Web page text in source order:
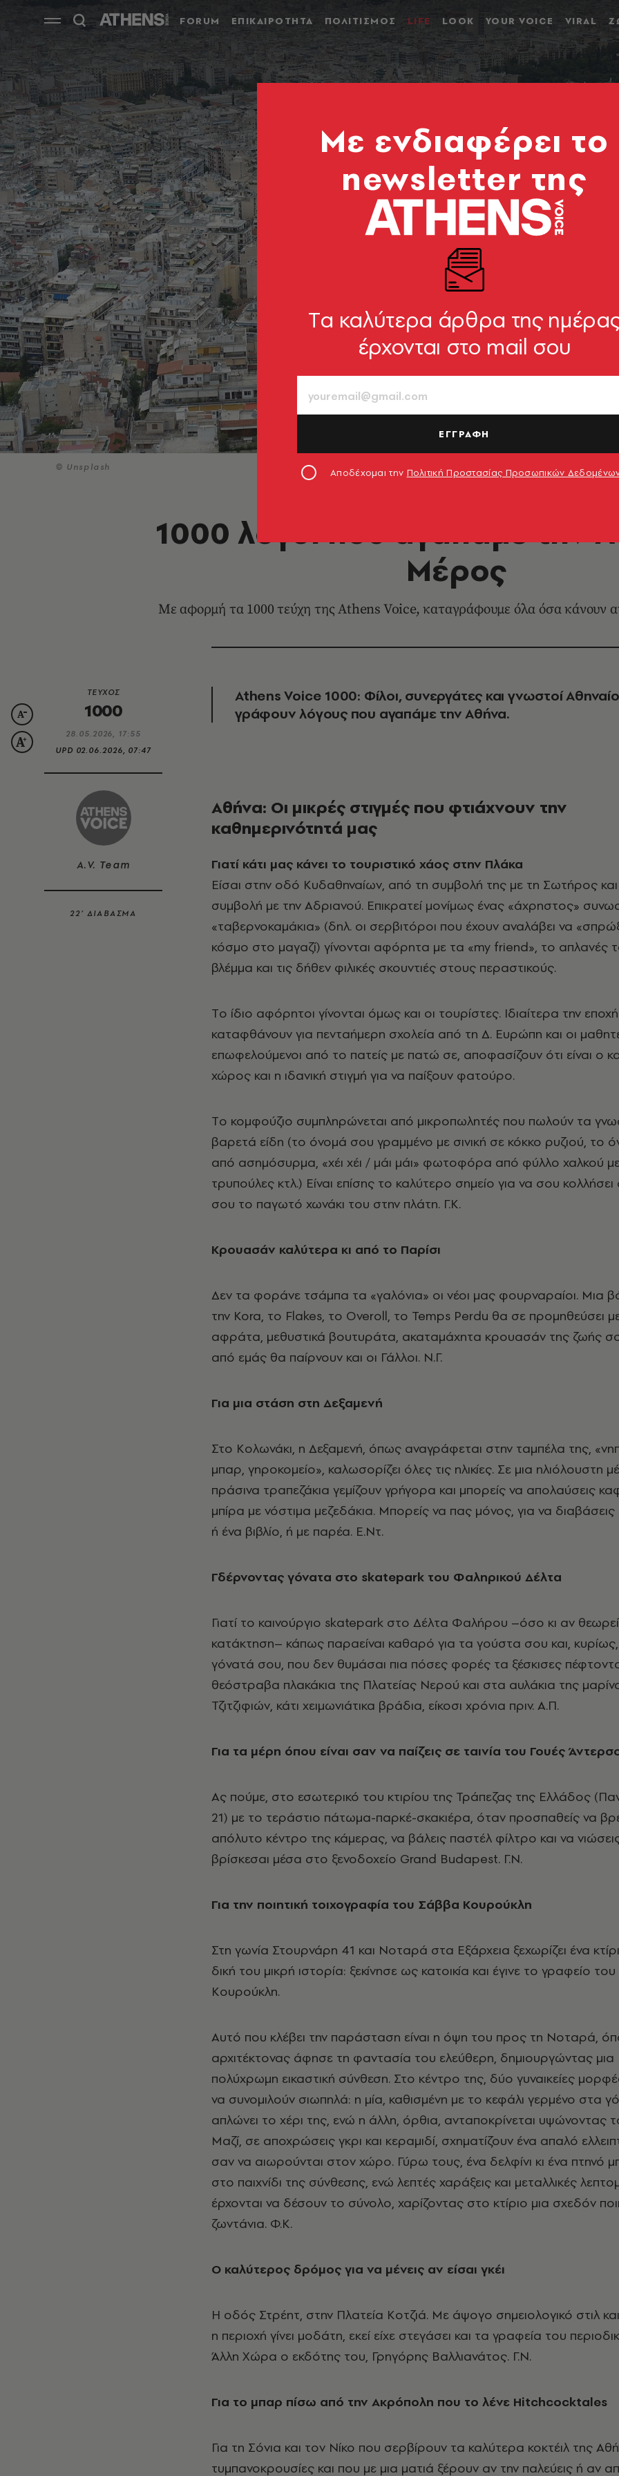
FORUM ΕΠΙΚΑΙΡΟΤΗΤΑ ΠΟΛΙΤΙΣΜΟΣ LIFE LOOK YOUR VOICE VIRAL
© Unsplash
1000 λόγοι που αγαπάμε την
Μέρος
Με αφορμή τα 1000 τεύχη της Athens Voice, καταγράφουμε όλα όσα κάνουν
ΤΕΥΧΟΣ
1000
28.05.2026, 17:55
UPD 02.06.2026, 07:47
A.V. Team
22’ ΔΙΑΒΑΣΜΑ
Athens Voice 1000: Φίλοι, συνεργάτες και γνωστοί
γράφουν λόγους που αγαπάμε την Αθήνα.
Αθήνα: Οι μικρές στιγμές που φτιάχνουν την
καθημερινότητά μας
Γιατί κάτι μας κάνει το τουριστικό χάος στην Πλάκα
Είσαι στην οδό Kυδαθηναίων, από τη συμβολή της με τη Σωτήρος και μέχρι τη
συμβολή με την Aδριανού. Eπικρατεί μονίμως ένας «άχρηστος»
«ταβερνοκαμάκια» (δηλ. οι σερβιτόροι που έχουν αναλάβει να
κόσμο στο μαγαζί) γίνονται αφόρητα με τα «my friend», το απλανές
βλέμμα και τις δήθεν φιλικές σκουντιές στους περαστικούς.
Tο ίδιο αφόρητοι γίνονται όμως και οι τουρίστες. Iδιαίτερα την
καταφθάνουν για πενταήμερη σχολεία από τη Δ. Eυρώπη και οι
επωφελούμενοι από το πατείς με πατώ σε, αποφασίζουν ότι είναι ο
χώρος και η ιδανική στιγμή για να παίξουν φατούρο.
Tο κομφούζιο συμπληρώνεται από μικροπωλητές που πωλούν τα
βαρετά είδη (το όνομά σου γραμμένο με σινική σε κόκκο ρυζιού, το
από ασημόσυρμα, «χέι χέι / μάι μάι» φωτοφόρα από φύλλο χαλκού
τρυπούλες κτλ.) Eίναι επίσης το καλύτερο σημείο για να σου κολλήσει
σου το παγωτό χωνάκι του στην πλάτη. Γ.K.
Κρουασάν καλύτερα κι από το Παρίσι
Δεν τα φοράνε τσάμπα τα «γαλόνια» οι νέοι μας φουρναραίοι. Μια
την Kora, το Flakes, το Overoll, το Temps Perdu θα σε προμηθεύσει
αφράτα, μεθυστικά βουτυράτα, ακαταμάχητα κρουασάν της ζωής
από εμάς θα παίρνουν και οι Γάλλοι. Ν.Γ.
Για μια στάση στη Δεξαμενή
Στο Κολωνάκι, η Δεξαμενή, όπως αναγράφεται στην ταμπέλα της,
μπαρ, γηροκομείο», καλωσορίζει όλες τις ηλικίες. Σε μια ηλιόλουστη
πράσινα τραπεζάκια γεμίζουν γρήγορα και μπορείς να απολαύσεις
μπίρα με νόστιμα μεζεδάκια. Μπορείς να πας μόνος, για να
ή ένα βιβλίο, ή με παρέα. Ε.Ντ.
Γδέρνοντας γόνατα στo skatepark του Φαληρικού Δέλτα
Γιατί το καινούργιο skatepark στο Δέλτα Φαλήρου –όσο κι αν
κατάκτηση– κάπως παραείναι καθαρό για τα γούστα σου και, κυρίως,
γόνατά σου, που δεν θυμάσαι πια πόσες φορές τα ξέσκισες
θεόστραβα πλακάκια της Πλατείας Νερού και στα αυλάκια της
Τζιτζιφιών, κάτι χειμωνιάτικα βράδια, είκοσι χρόνια πριν. Α.Π.
Για τα μέρη όπου είναι σαν να παίζεις σε ταινία του Γουές
Ας πούμε, στο εσωτερικό του κτιρίου της Τράπεζας της Ελλάδος
21) με το τεράστιο πάτωμα-παρκέ-σκακιέρα, όταν προσπαθείς να
απόλυτο κέντρο της κάμερας, να βάλεις παστέλ φίλτρο και να
βρίσκεσαι μέσα στο ξενοδοχείο Grand Budapest. Γ.Ν.
Για την ποιητική τοιχογραφία του Σάββα Κουρούκλη
Στη γωνία Στουρνάρη 41 και Νοταρά στα Εξάρχεια ξεχωρίζει ένα
δική του μικρή ιστορία: ξεκίνησε ως κατοικία και έγινε το γραφείο
Κουρούκλη.
Αυτό που κλέβει την παράσταση είναι η όψη του προς τη Νοταρά,
αρχιτέκτονας άφησε τη φαντασία του ελεύθερη, δημιουργώντας μια
πολύχρωμη εικαστική σύνθεση. Στο κέντρο της, δύο γυναικείες
να συνομιλούν σιωπηλά: η μία, καθισμένη με το κεφάλι γερμένο στα
απλώνει το χέρι της, ενώ η άλλη, όρθια, ανταποκρίνεται υψώνοντας
Μαζί, σε αποχρώσεις γκρι και κεραμιδί, σχηματίζουν ένα απαλό
σαν να αιωρούνται στον χώρο. Γύρω τους, ένα δελφίνι κι ένα πτηνό
στο παιχνίδι της σύνθεσης, ενώ λεπτές χαράξεις και μεταλλικές
έρχονται να δέσουν το σύνολο, χαρίζοντας στο κτίριο μια σχεδόν
ζωντάνια. Φ.Κ.
Ο καλύτερος δρόμος για να μένεις αν είσαι γκέι
Η οδός Στρέητ, στην Πλατεία Kοτζιά. Mε άψογο σημειολογικό στιλ
η περιοχή γίνει μοδάτη, εκεί είχε στεγάσει και τα γραφεία του
Άλλη Xώρα ο εκδότης του, Γρηγόρης Bαλλιανάτος. Γ.Ν.
Για το μπαρ πίσω από την Ακρόπολη που το λένε Hitchcocktales
Για τη Σόνια και τον Νίκο που σερβίρουν τα καλύτερα κοκτέιλ της
τυμπανοκρουσίες και που με μια ματιά ξέρουν αν την παλεύεις ή αν
Mε ενδιαφέρει το
newsletter της
Tα καλύτερα άρθρα της
έρχονται στο mail σου
ΕΓΓΡΑΦΗ
Αποδέχομαι την Πολιτική Προστασίας Προσωπικών